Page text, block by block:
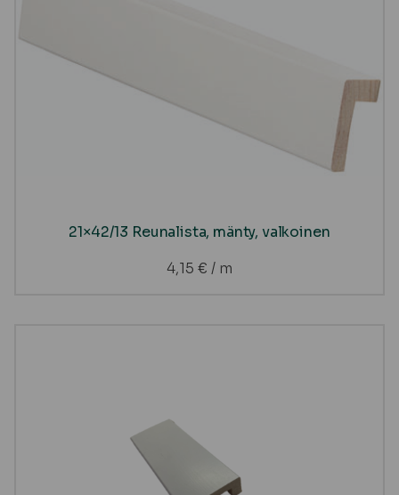
21×42/13 Reunalista, mänty, valkoinen
4,15 € / m